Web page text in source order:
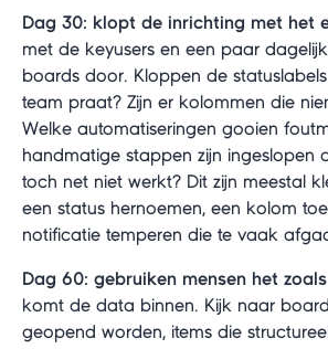
Dag 30: klopt de inrichting met het
met de keyusers en een paar
boards door. Kloppen de
team praat? Zijn er kolommen die
Welke automatiseringen gooien
handmatige stappen zijn ingeslopen
toch net niet werkt? Dit zijn meestal
een status hernoemen, een kolom
notificatie temperen die te vaak
Dag 60: gebruiken mensen het
komt de data binnen. Kijk naar
geopend worden, items die